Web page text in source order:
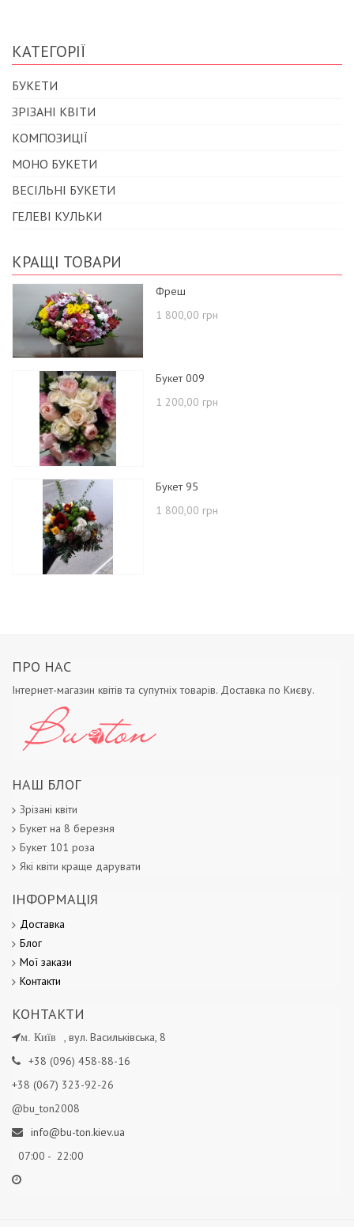
КАТЕГОРІЇ
БУКЕТИ
ЗРІЗАНІ КВІТИ
КОМПОЗИЦІЇ
МОНО БУКЕТИ
ВЕСІЛЬНІ БУКЕТИ
ГЕЛЕВІ КУЛЬКИ
КРАЩІ ТОВАРИ
Фреш
1 800,00 грн
Букет 009
1 200,00 грн
Букет 95
1 800,00 грн
ПРО НАС
Інтернет-магазин квітів та супутніх товарів. Доставка по Києву.
НАШ БЛОГ
Зрізані квіти
Букет на 8 березня
Букет 101 роза
Які квіти краще дарувати
ІНФОРМАЦІЯ
Доставка
Блог
Мої закази
Контакти
КОНТАКТИ
м. Київ
, вул. Васильківська, 8
+38 (096) 458-88-16
+38 (067) 323-92-26
@bu_ton2008
info@bu-ton.kiev.ua
07:00 - 22:00